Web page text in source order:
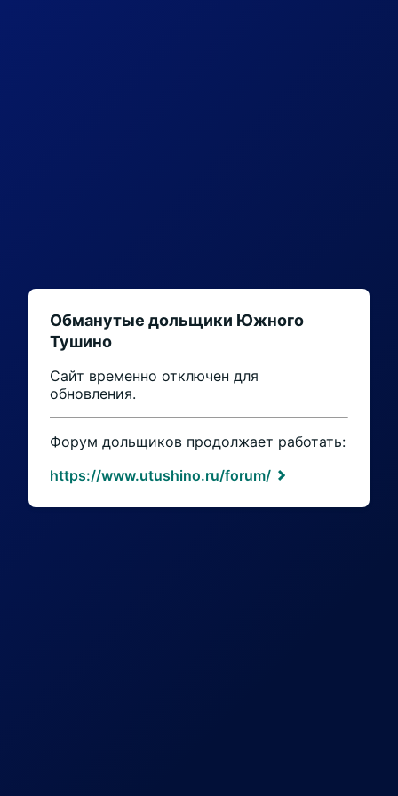
Обманутые дольщики Южного
Тушино
Сайт временно отключен для
обновления.
Форум дольщиков продолжает работать:
https://www.utushino.ru/forum/